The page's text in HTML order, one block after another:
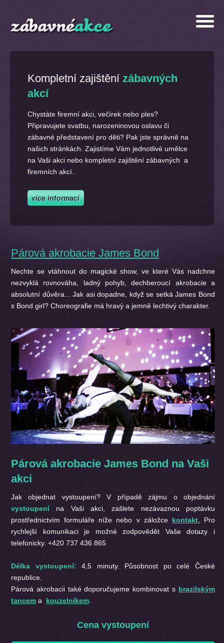
Kompletní zajištění zábavných
akcí
Chystáte firemní akci, večírek nebo ples?
Připravujete svatbu, narozeninovou oslavu či
zábavné představení pro děti? Pak jste správně na
našich stránkách. Zajistíme Vám jednotlivé umělce
na Vaši akci nebo kompletní zajištění zábavných a
firemních akcí.
Párová akrobacie James Bond
Nechte se vtáhnout do magické show, ve které Vás nadchne
nezvyklá rovnováha, ladný pohyb, dechberoucí akrobacie a
absolutní důvěra... Jak asi dopadne, když se setká James Bond
s Bond girl? Choreografie má hravý a jemně lechtivý charakter.
Párová akrobacie James Bond na Vaši
akci
Jak objednat vystoupení? V případě zájmu o objednání
vystoupení na Vaši akci, zašlete nezávaznou poptávku
prostřednictvím formuláře níže nebo v záložce kontakt. Pro
rychlejší komunikaci je možné zodpovědět Vaše dotazy i
telefonicky. +420 737 436 865
Délka vystoupení: 4,5 minuty. Působnost po celé České
republice.
Párová akrobacii také doporučujeme kombinovat s brazilským
tancem a kouzelníkem.
Cena vystoupení